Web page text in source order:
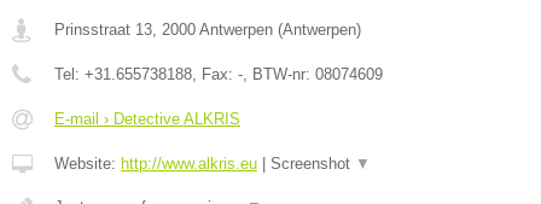
Prinsstraat 13 2000 Antwerpen (Antwerpen)
Tel: +31.655738188 , Fax: - , BTW-nr: 08074609
E-mail › Detective ALKRIS
Website: http://www.alkris.eu Screenshot ▼